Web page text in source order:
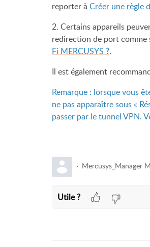
reporter à Créer une règle
2. Certains appareils
redirection de port
Fi MERCUSYS ?.
Il est également
Remarque : lorsque vous
ne pas apparaître sous «
passer par le tunnel VPN.
Mercusys_Manager
Utile ?